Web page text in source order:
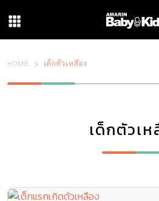
HOME เด็กตัวเหลือง
เด็กตัวเห